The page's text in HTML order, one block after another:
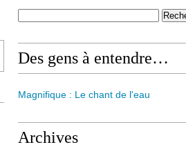
Des gens à entendre…
Magnifique : Le chant de l'eau
Archives